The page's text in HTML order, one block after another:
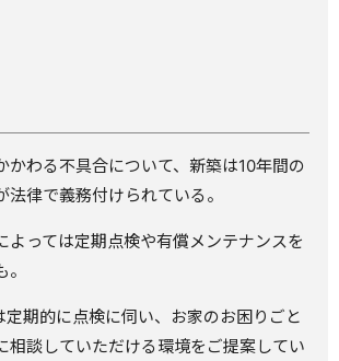
かわる不具合について、新築は10年間の
律で義務付けられている。
よっては定期点検や有償メンテナンスを
定期的に点検に伺い、お家のお困りごと
相談していただける環境をご提案してい